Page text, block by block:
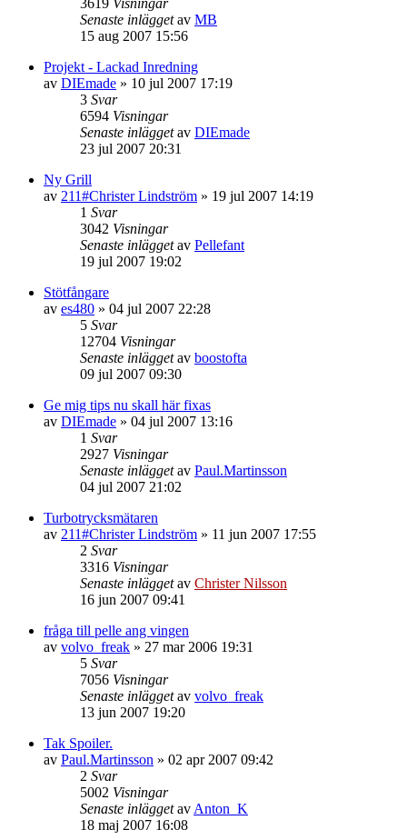
Senaste inläggetav MB
15 aug 2007 15:56
Projekt - Lackad Inredning
av DIEmade » 10 jul 2007 17:19
3 Svar
6594 Visningar
Senaste inläggetav DIEmade
23 jul 2007 20:31
Ny Grill
av 211#Christer Lindström » 19 jul 2007 14:19
1 Svar
3042 Visningar
Senaste inläggetav Pellefant
19 jul 2007 19:02
Stötfångare
av es480 » 04 jul 2007 22:28
5 Svar
12704 Visningar
Senaste inläggetav boostofta
09 jul 2007 09:30
Ge mig tips nu skall här fixas
av DIEmade » 04 jul 2007 13:16
1 Svar
2927 Visningar
Senaste inläggetav Paul.Martinsson
04 jul 2007 21:02
Turbotrycksmätaren
av 211#Christer Lindström » 11 jun 2007 17:55
2 Svar
3316 Visningar
Senaste inläggetav Christer Nilsson
16 jun 2007 09:41
fråga till pelle ang vingen
av volvo_freak » 27 mar 2006 19:31
5 Svar
7056 Visningar
Senaste inläggetav volvo_freak
13 jun 2007 19:20
Tak Spoiler.
av Paul.Martinsson » 02 apr 2007 09:42
2 Svar
5002 Visningar
Senaste inläggetav Anton_K
18 maj 2007 16:08